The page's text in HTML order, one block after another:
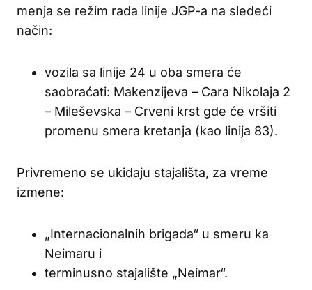
menja se režim rada linije JGP-a na sledeći
način:
vozila sa linije 24 u oba smera će
saobraćati: Makenzijeva – Cara Nikolaja 2
– Mileševska – Crveni krst gde će vršiti
promenu smera kretanja (kao linija 83).
Privremeno se ukidaju stajališta, za vreme
izmene:
„Internacionalnih brigada“ u smeru ka
Neimaru i
terminusno stajalište „Neimar“.